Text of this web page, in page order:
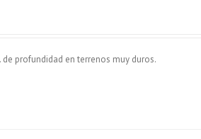
profundidad en terrenos muy duros.